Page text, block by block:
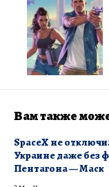
Вам также
SpaceX не
Украине даже без
Пентагона — Маск